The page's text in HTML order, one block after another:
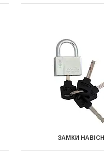
ЗАМКИ НАВІСНІ